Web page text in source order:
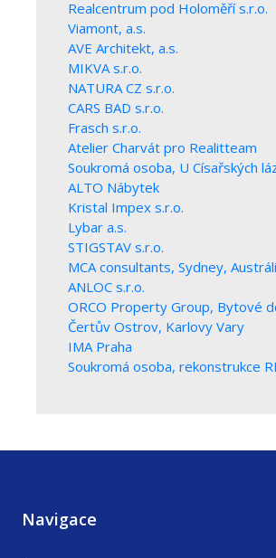
Realcentrum pod Holoměří s.r.o.
Viamont, a.s.
AVE Architekt, a.s.
MIKVA s.r.o.
NATURA CZ s.r.o.
CARS BAD s.r.o.
Frasch s.r.o.
Atelier Charvát pro Realitteam
Soukromá osoba, U Císařských
ALTO Nábytek
Kristal Impex s.r.o.
Lybar a.s.
STIGSTAV s.r.o.
MCA consultants, Sydney,
ANLOC s.r.o.
ORCO Property Group, Bytové
Čertův Ostrov, Karlovy Vary
IMA Praha
Soukromá osoba, rekonstrukce
Navigace